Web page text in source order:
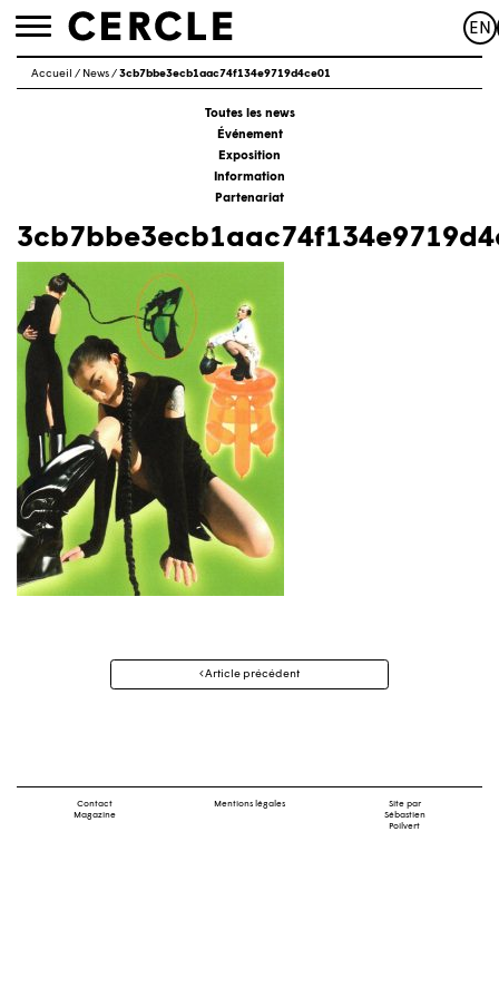
Toggle
EN
Accueil / News/3cb7bbe3ecb1aac74f134e9719d4ce01
Toutes les news
Événement
Exposition
Information
Partenariat
Navigation
Article précédent
Contact
Magazine
Mentions légales
Site par
Sébastien
Poilvert